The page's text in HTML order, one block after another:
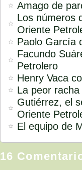
Amago de
Los números
Oriente
Paolo García
Facundo
Petrolero
Henry Vaca
La peor
Gutiérrez, el
Oriente
El equipo de
16